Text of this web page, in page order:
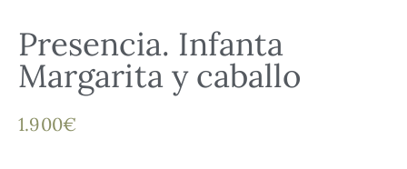
Presencia. Infanta
Margarita y caballo
1.900€